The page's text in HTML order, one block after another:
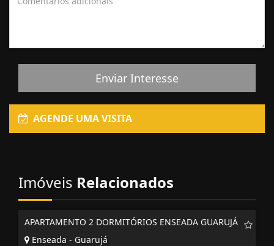
Enviar Interesse
AGENDE UMA VISITA
Imóveis Relacionados
APARTAMENTO 2 DORMITÓRIOS ENSEADA GUARUJÁ
Enseada - Guarujá